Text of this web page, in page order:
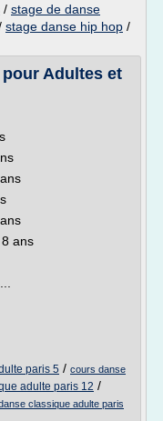
/ stage de danse
stage danse hip hop /
Adultes et
ans
paris 5 / cours danse
adulte paris 12 /
classique adulte paris